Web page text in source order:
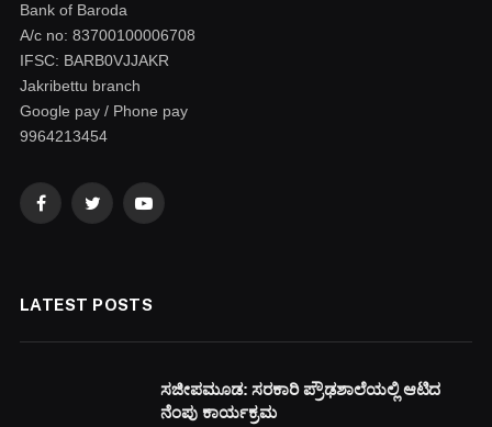
Bank of Baroda
A/c no: 83700100006708
IFSC: BARB0VJJAKR
Jakribettu branch
Google pay / Phone pay
9964213454
FacebookTwitter YouTube
LATEST POSTS
ಸಜೀಪಮೂಡ: ಸರಕಾರಿ ಪ್ರೌಢಶಾಲೆಯಲ್ಲಿ ಆಟಿದ
ನೆಂಪು ಕಾರ್ಯಕ್ರಮ